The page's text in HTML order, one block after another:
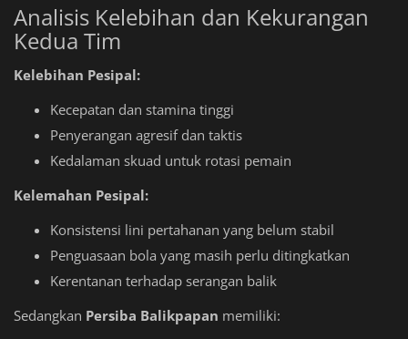
Analisis Kelebihan dan Kekurangan
Kedua Tim
Kelebihan Pesipal:
Kecepatan dan stamina tinggi
Penyerangan agresif dan taktis
Kedalaman skuad untuk rotasi pemain
Kelemahan Pesipal:
Konsistensi lini pertahanan yang belum stabil
Penguasaan bola yang masih perlu ditingkatkan
Kerentanan terhadap serangan balik
Sedangkan Persiba Balikpapan memiliki: